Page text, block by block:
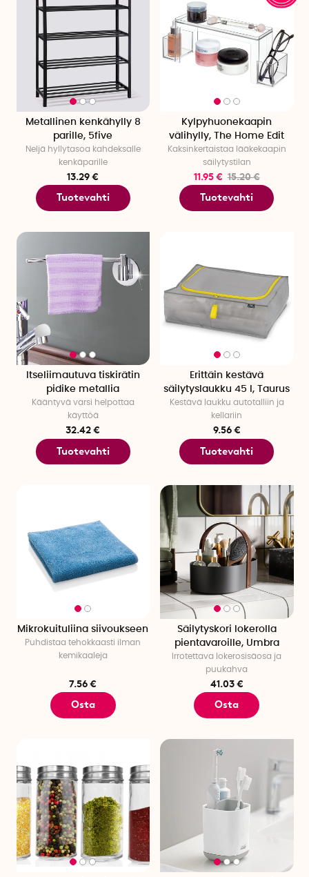
Metallinen kenkähylly 8
parille, 5five
Neljä hyllytasoa kahdeksalle
kenkäparille
13.29 €
Tuotevahti
Kylpyhuonekaapin
välihylly, The Home Edit
Kaksinkertaistaa lääkekaapin
säilytystilan
11.95 € 15.20 €
Tuotevahti
Itseliimautuva tiskirätin
pidike metallia
Kääntyvä varsi helpottaa
käyttöä
32.42 €
Tuotevahti
Erittäin kestävä
säilytyslaukku 45 l, Taurus
Kestävä laukku autotalliin ja
kellariin
9.56 €
Tuotevahti
Mikrokuituliina siivoukseen
Puhdistaa tehokkaasti ilman
kemikaaleja
7.56 €
Osta
Säilytyskori lokerolla
pientavaroille, Umbra
Irrotettava lokerosisäosa ja
puukahva
41.03 €
Osta